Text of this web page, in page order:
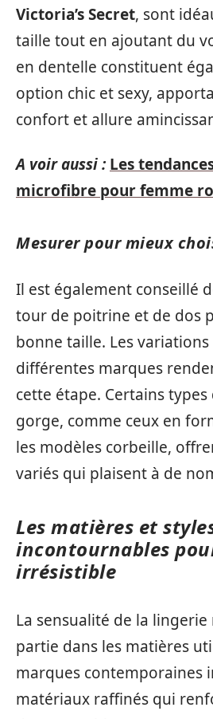
Victoria’s Secret, sont
taille tout en ajoutant du
en dentelle constituent
option chic et sexy,
confort et allure
A voir aussi : Les
microfibre pour femme
Mesurer pour mieux
Il est également conseillé
tour de poitrine et de dos
bonne taille. Les
différentes marques
cette étape. Certains
gorge, comme ceux en
les modèles corbeille,
variés qui plaisent à de
Les matières et
incontournables
irrésistible
La sensualité de la
partie dans les matières
marques contemporaines
matériaux raffinés qui